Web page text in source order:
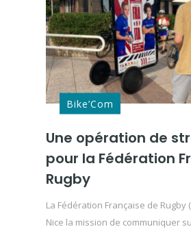
Bike’Com
Une opération de
pour la Fédération
Rugby
La Fédération Française de Rugby
Nice la mission de communiquer